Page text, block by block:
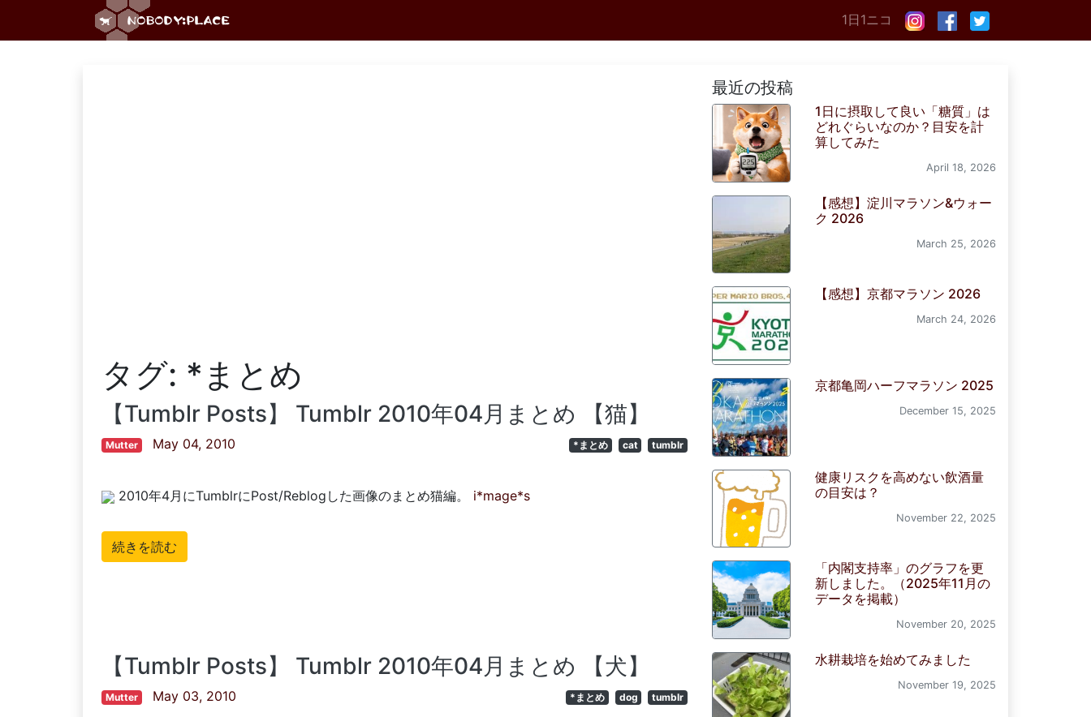
1日1ニコ
タグ: *まとめ
【Tumblr Posts】 Tumblr 2010年04月まとめ 【猫】
Mutter May 04, 2010 *まとめ cat tumblr
2010年4月にTumblrにPost/Reblogした画像のまとめ猫編。 i*mage*s
続きを読む
【Tumblr Posts】 Tumblr 2010年04月まとめ 【犬】
Mutter May 03, 2010 *まとめ dog tumblr
最近の投稿
1日に摂取して良い「糖質」は
どれぐらいなのか？目安を計
算してみた
April 18, 2026
【感想】淀川マラソン&ウォー
ク 2026
March 25, 2026
【感想】京都マラソン 2026
March 24, 2026
京都亀岡ハーフマラソン 2025
December 15, 2025
健康リスクを高めない飲酒量
の目安は？
November 22, 2025
「内閣支持率」のグラフを更
新しました。（2025年11月の
データを掲載）
November 20, 2025
水耕栽培を始めてみました
November 19, 2025